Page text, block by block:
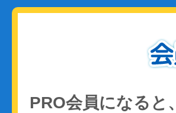
PRO会員になると、